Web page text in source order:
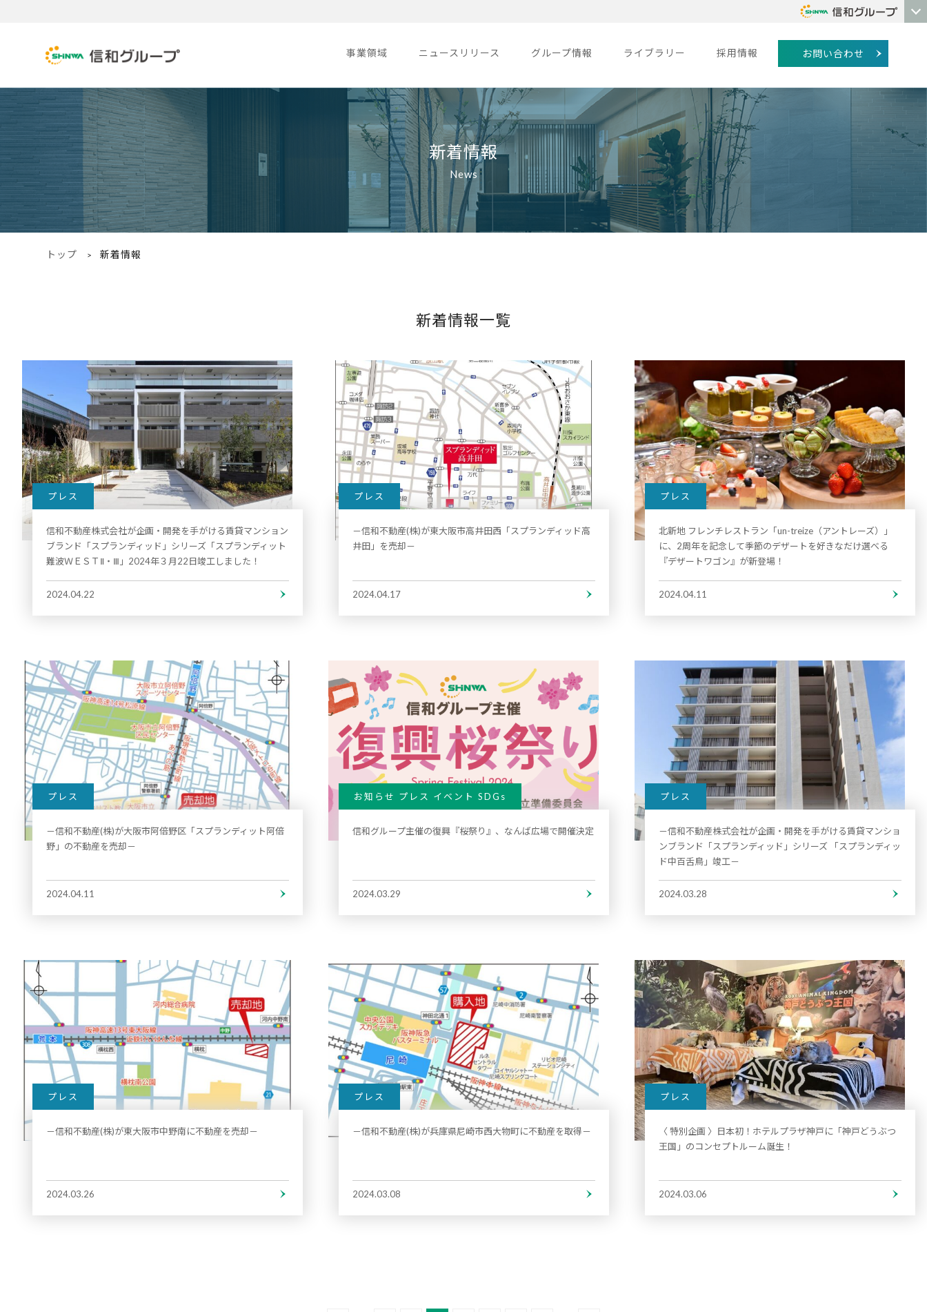
事業領域 ニュースリリース グループ情報 ライブラリー 採用情報 お問い合わせ
新着情報
News
トップ 新着情報
新着情報一覧
プレス
信和不動産株式会社が企画・開発を手がける賃貸マンション
ブランド「スプランディッド」シリーズ「スプランディット
難波ＷＥＳＴⅡ・Ⅲ」2024年３月22日竣工しました！
2024.04.22
プレス
－信和不動産(株)が東大阪市高井田西「スプランディッド高
井田」を売却－
2024.04.17
プレス
北新地 フレンチレストラン「un-treize（アントレーズ）」
に、2周年を記念して季節のデザートを好きなだけ選べる
『デザートワゴン』が新登場！
2024.04.11
プレス
－信和不動産(株)が大阪市阿倍野区「スプランディット阿倍
野」の不動産を売却－
2024.04.11
お知らせ プレス イベント SDGs
信和グループ主催の復興『桜祭り』、なんば広場で開催決定
2024.03.29
プレス
－信和不動産株式会社が企画・開発を⼿がける賃貸マンショ
ンブランド「スプランディッド」シリーズ 「スプランディッ
ド中百舌鳥」竣工－
2024.03.28
プレス
－信和不動産(株)が東大阪市中野南に不動産を売却－
2024.03.26
プレス
－信和不動産(株)が兵庫県尼崎市西大物町に不動産を取得－
2024.03.08
プレス
〈 特別企画 〉日本初！ホテルプラザ神戸に「神戸どうぶつ
王国」のコンセプトルーム誕生！
2024.03.06